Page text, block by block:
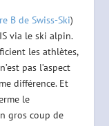
B de Swiss-Ski)
via le ski alpin.
les athlètes,
pas l’aspect
différence. Et
le
gros coup de